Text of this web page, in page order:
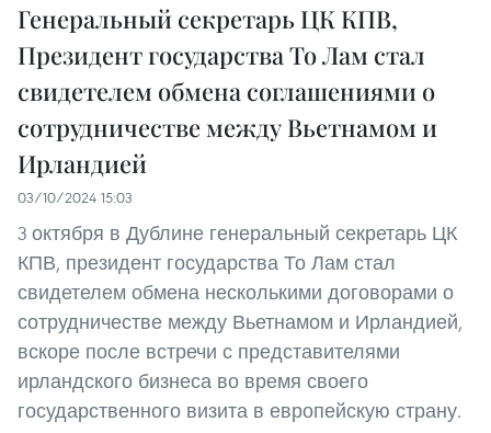
Генеральный секретарь ЦК КПВ,
Президент государства То Лам стал
свидетелем обмена соглашениями о
сотрудничестве между Вьетнамом и
Ирландией
03/10/2024 15:03
3 октября в Дублине генеральный секретарь ЦК
КПВ, президент государства То Лам стал
свидетелем обмена несколькими договорами о
сотрудничестве между Вьетнамом и Ирландией,
вскоре после встречи с представителями
ирландского бизнеса во время своего
государственного визита в европейскую страну.